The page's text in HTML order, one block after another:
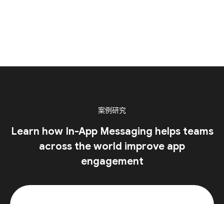
案例研究
Learn how In-App Messaging helps teams
across the world improve app
engagement